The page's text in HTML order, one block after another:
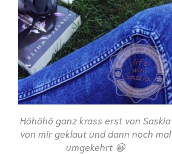
Höhöhö ganz krass erst von Saskia
von mir geklaut und dann noch mal
umgekehrt 😀